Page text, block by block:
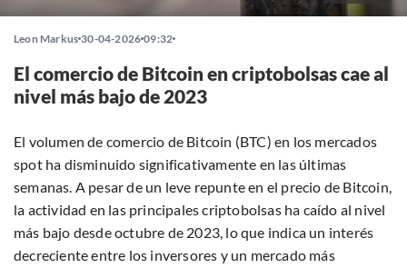
Leon Markus 30-04-2026 09:32
El comercio de Bitcoin en criptobolsas cae al
nivel más bajo de 2023
El volumen de comercio de Bitcoin (BTC) en los mercados
spot ha disminuido significativamente en las últimas
semanas. A pesar de un leve repunte en el precio de Bitcoin,
la actividad en las principales criptobolsas ha caído al nivel
más bajo desde octubre de 2023, lo que indica un interés
decreciente entre los inversores y un mercado más